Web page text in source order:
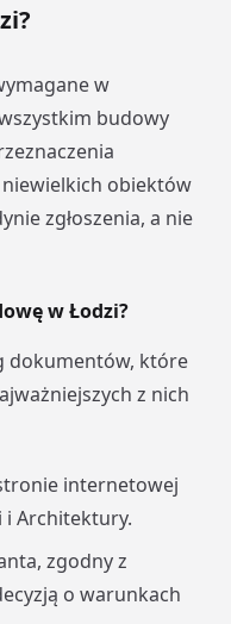
w
budowy
obiektów
zgłoszenia, a nie
w Łodzi?
dokumentów, które
z nich
internetowej
i Architektury.
zgodny z
o warunkach